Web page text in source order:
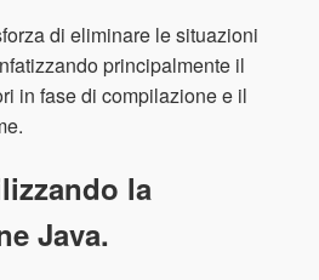
di eliminare le situazioni
principalmente il
in fase di compilazione e il
la
Java.